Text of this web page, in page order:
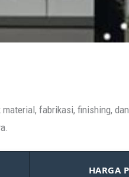
fabrikasi, finishing,
HARGA